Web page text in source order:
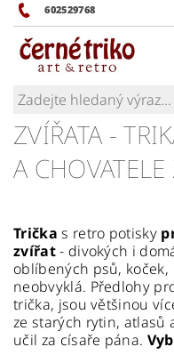
602529768
ZVÍŘATA -
A CHOVATELE
Trička s retro potisky
zvířat- divokých i
oblíbených psů,
neobvyklá. Předlohy
trička, jsou většinou
ze starých rytin, atlasů
učil za císaře pána.